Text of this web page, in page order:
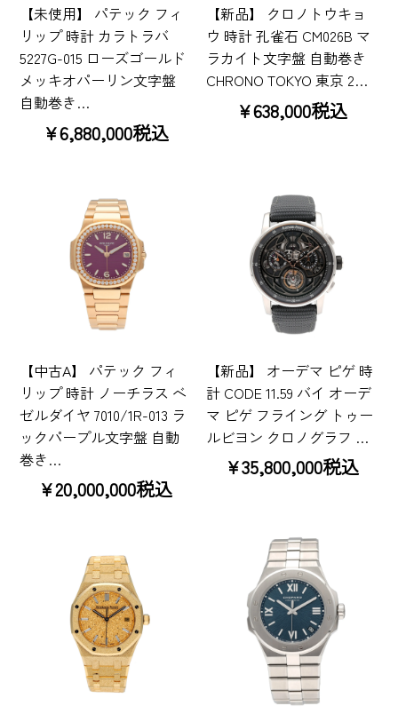
【未使用】 パテック フィ
リップ 時計 カラトラバ
5227G-015 ローズゴールド
メッキオパーリン文字盤
自動巻き…
¥6,880,000税込
【新品】 クロノトウキョ
ウ 時計 孔雀石 CM026B マ
ラカイト文字盤 自動巻き
CHRONO TOKYO 東京 2…
¥638,000税込
【中古A】 パテック フィ
リップ 時計 ノーチラス ベ
ゼルダイヤ 7010/1R-013 ラ
ックパープル文字盤 自動
巻き…
¥20,000,000税込
【新品】 オーデマ ピゲ 時
計 CODE 11.59 バイ オーデ
マ ピゲ フライング トゥー
ルビヨン クロノグラフ …
¥35,800,000税込